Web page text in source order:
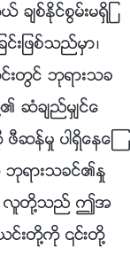
စ္ႏိုင္စြမ္းမရွိျ
းျဖစ္သည္မွာ၊
းတြင္ ဘုရားသခ
႔၏ ဆံခ်ည္မွ်င္ေ
န္မႈ ပါရွိေနေၾ
ရားသခင္၏ႏႈ
လူတို႔သည္ ဤအ
ယင္းတို႔ကို ၎တို႔